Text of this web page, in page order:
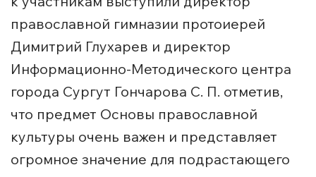
православной гимназии протоиерей
Димитрий Глухарев и директор
Информационно-Методического центра
города Сургут Гончарова С. П. отметив,
что предмет Основы православной
культуры очень важен и представляет
огромное значение для подрастающего